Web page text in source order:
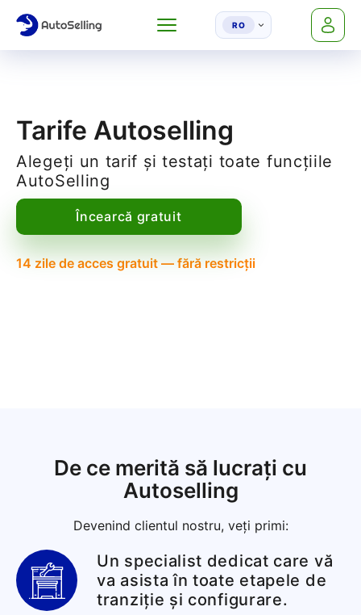
RO
Tarife Autoselling
Alegeți un tarif și testați toate funcțiile
AutoSelling
Încearcă gratuit
14 zile de acces gratuit — fără restricții
De ce merită să lucrați cu
Autoselling
Devenind clientul nostru, veți primi:
Un specialist dedicat care vă
va asista în toate etapele de
tranziție și configurare.